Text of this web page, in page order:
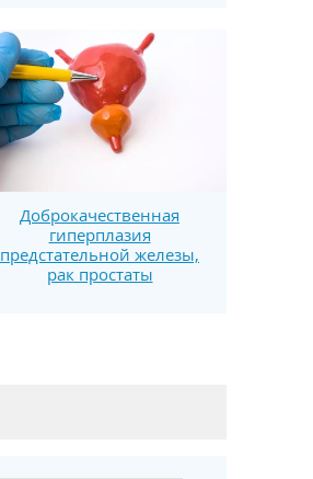
Доброкачественная
гиперплазия
предстательной железы,
рак простаты